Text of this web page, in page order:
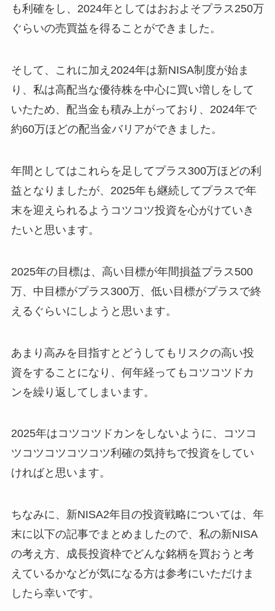
も利確をし、2024年としてはおおよそプラス250万
ぐらいの売買益を得ることができました。
そして、これに加え2024年は新NISA制度が始ま
り、私は高配当な優待株を中心に買い増しをして
いたため、配当金も積み上がっており、2024年で
約60万ほどの配当金バリアができました。
年間としてはこれらを足してプラス300万ほどの利
益となりましたが、2025年も継続してプラスで年
末を迎えられるようコツコツ投資を心がけていき
たいと思います。
2025年の目標は、高い目標が年間損益プラス500
万、中目標がプラス300万、低い目標がプラスで終
えるぐらいにしようと思います。
あまり高みを目指すとどうしてもリスクの高い投
資をすることになり、何年経ってもコツコツドカ
ンを繰り返してしまいます。
2025年はコツコツドカンをしないように、コツコ
ツコツコツコツコツ利確の気持ちで投資をしてい
ければと思います。
ちなみに、新NISA2年目の投資戦略については、年
末に以下の記事でまとめましたので、私の新NISA
の考え方、成長投資枠でどんな銘柄を買おうと考
えているかなどが気になる方は参考にいただけま
したら幸いです。